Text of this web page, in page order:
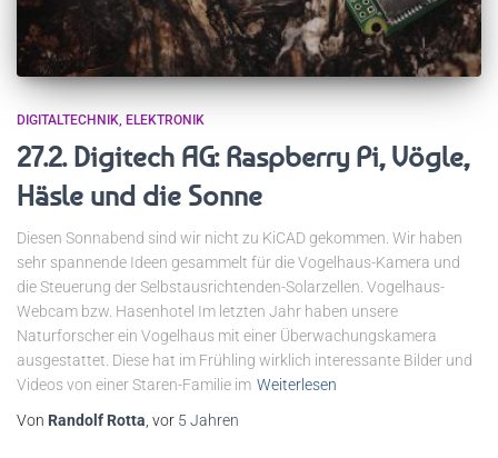
DIGITALTECHNIK ELEKTRONIK
27.2. Digitech AG: Raspberry Pi, Vögle,
Häsle und die Sonne
Diesen Sonnabend sind wir nicht zu KiCAD gekommen. Wir haben
sehr spannende Ideen gesammelt für die Vogelhaus-Kamera und
die Steuerung der Selbstausrichtenden-Solarzellen. Vogelhaus-
Webcam bzw. Hasenhotel Im letzten Jahr haben unsere
Naturforscher ein Vogelhaus mit einer Überwachungskamera
ausgestattet. Diese hat im Frühling wirklich interessante Bilder und
Videos von einer Staren-Familie im Weiterlesen
Von Randolf Rotta , vor 5 Jahren